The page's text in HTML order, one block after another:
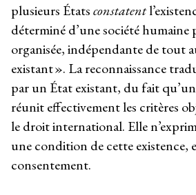
plusieurs Étatsconstatent
déterminé d’une société
organisée, indépendante de tout
existant ». La reconnaissance
par un État existant, du fait
réunit effectivement les critères
le droit international. Elle
une condition de cette existence,
consentement.